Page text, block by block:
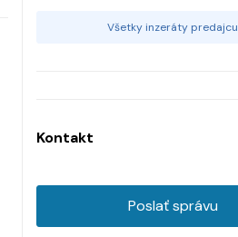
Všetky inzeráty predajcu
Kontakt
Poslať správu